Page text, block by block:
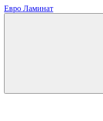
Евро Ламинат